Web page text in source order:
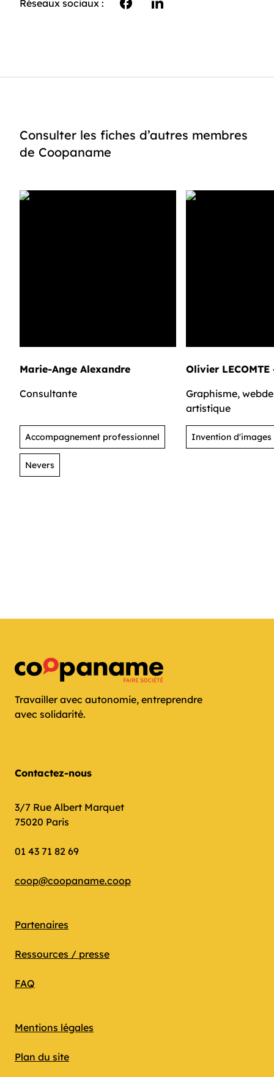
Réseaux sociaux :
Consulter les fiches d’autres membres
de Coopaname
Marie-Ange Alexandre
Consultante
Accompagnement professionnel
Nevers
Olivier
Graphisme,
artistique
Invention d'images
Travailler avec autonomie, entreprendre
avec solidarité.
Contactez-nous
3/7 Rue Albert Marquet
75020 Paris
01 43 71 82 69
coop@coopaname.coop
Partenaires
Ressources / presse
FAQ
Mentions légales
Plan du site